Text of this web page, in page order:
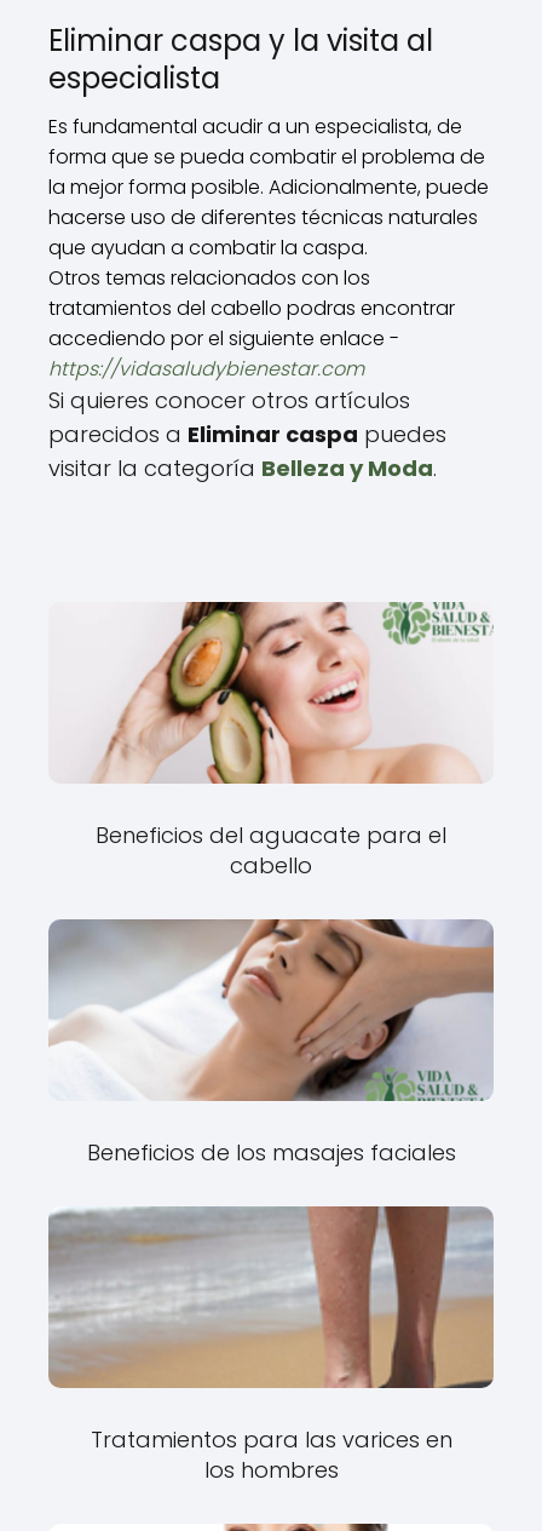
Eliminar caspa y la visita al
especialista
Es fundamental acudir a un especialista, de
forma que se pueda combatir el problema de
la mejor forma posible. Adicionalmente, puede
hacerse uso de diferentes técnicas naturales
que ayudan a combatir la caspa.
Otros temas relacionados con los
tratamientos del cabello podras encontrar
accediendo por el siguiente enlace -
https://vidasaludybienestar.com
Si quieres conocer otros artículos
parecidos a Eliminar caspa puedes
visitar la categoría Belleza y Moda.
Beneficios del aguacate para el
cabello
Beneficios de los masajes faciales
Tratamientos para las varices en
los hombres